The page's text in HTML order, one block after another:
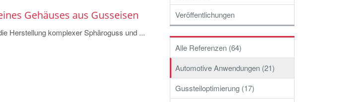
Gehäuses aus Gusseisen
Herstellung komplexer Sphäroguss und ...
Veröffentlichungen
Alle Referenzen (64)
Automotive Anwendungen (21)
Gussteiloptimierung (17)